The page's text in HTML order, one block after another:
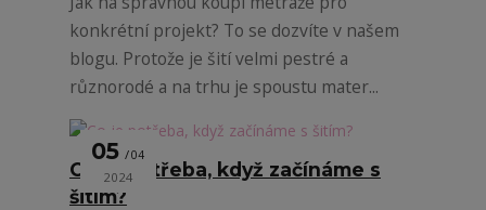
konkrétní projekt? To se dozvíte v našem
blogu. Protože je šití velmi pestré a
různorodé a na trhu je spoustu mater...
05 04
2024
Co je potřeba, když začínáme s
šitím?